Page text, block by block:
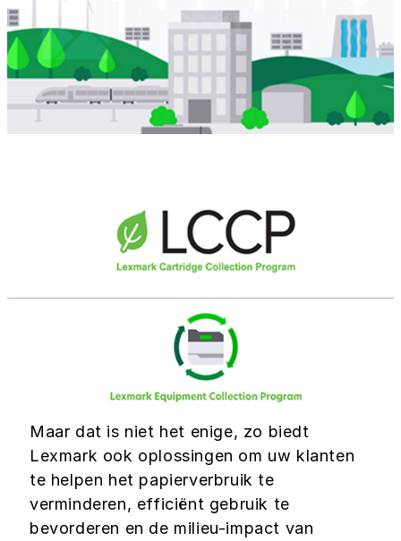
Maar dat is niet het enige, zo biedt
Lexmark ook oplossingen om uw klanten
te helpen het papierverbruik te
verminderen, efficiënt gebruik te
bevorderen en de milieu-impact van